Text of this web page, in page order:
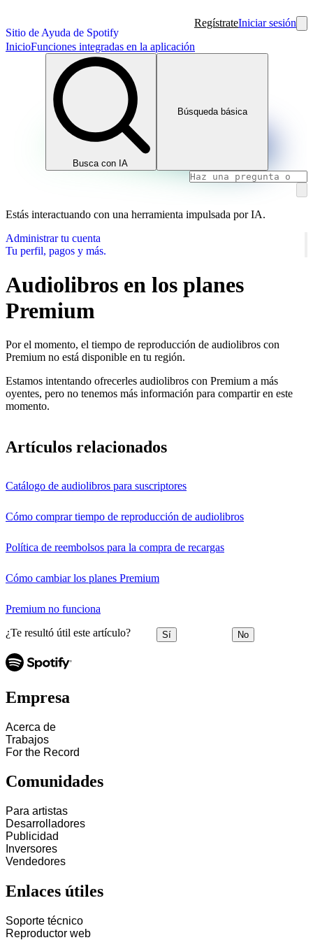
Sitio de Ayuda de Spotify
RegístrateIniciar sesión
InicioFunciones integradas en la aplicación
Busca con IA
Búsqueda básica
Estás interactuando con una herramienta impulsada por IA.
Administrar tu cuenta
Tu perfil, pagos y más.
Audiolibros en los planes
Premium
Por el momento, el tiempo de reproducción de audiolibros con
Premium no está disponible en tu región.
Estamos intentando ofrecerles audiolibros con Premium a más
oyentes, pero no tenemos más información para compartir en este
momento.
Artículos relacionados
Catálogo de audiolibros para suscriptores
Cómo comprar tiempo de reproducción de audiolibros
Política de reembolsos para la compra de recargas
Cómo cambiar los planes Premium
Premium no funciona
¿Te resultó útil este artículo? Sí No
Empresa
Acerca de
Trabajos
For the Record
Comunidades
Para artistas
Desarrolladores
Publicidad
Inversores
Vendedores
Enlaces útiles
Soporte técnico
Reproductor web